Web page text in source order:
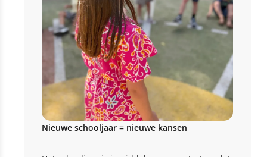
Nieuwe schooljaar = nieuwe kansen